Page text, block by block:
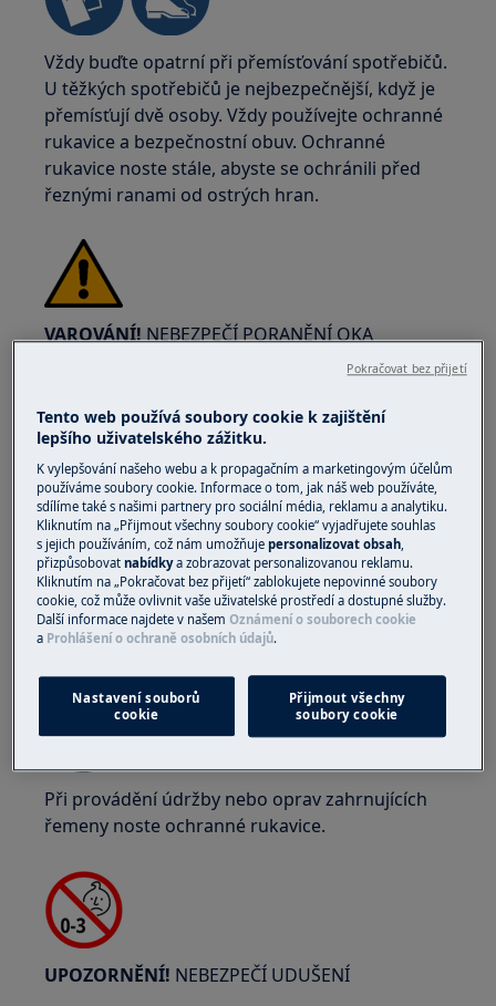
Vždy buďte opatrní při přemísťování spotřebičů.
U těžkých spotřebičů je nejbezpečnější, když je
přemísťují dvě osoby. Vždy používejte ochranné
rukavice a bezpečnostní obuv. Ochranné
rukavice noste stále, abyste se ochránili před
řeznými ranami od ostrých hran.
VAROVÁNÍ!NEBEZPEČÍ PORANĚNÍ OKA
Při provádění údržby nebo oprav souvisejících s
pružinami noste ochranné brýle.
UPOZORNĚNÍ!RIZIKO PŘISKŘÍPNUTÍ
Při provádění údržby nebo oprav zahrnujících
řemeny noste ochranné rukavice.
UPOZORNĚNÍ! NEBEZPEČÍ UDUŠENÍ
Tento web používá soubory cookie k zajištění
lepšího uživatelského zážitku.
K vylepšování našeho webu a k propagačním a marketingovým účelům
používáme soubory cookie. Informace o tom, jak náš web používáte,
sdílíme také s našimi partnery pro sociální média, reklamu a analytiku.
Kliknutím na „Přijmout všechny soubory cookie“ vyjadřujete souhlas
s jejich používáním, což nám umožňujepersonalizovat obsah,
přizpůsobovatnabídkya zobrazovat personalizovanou reklamu.
Kliknutím na „Pokračovat bez přijetí“ zablokujete nepovinné soubory
cookie, což může ovlivnit vaše uživatelské prostředí a dostupné služby.
Další informace najdete v našemOznámení o souborech cookie
a Prohlášení o ochraně osobních údajů.
Nastavení souborů
cookie
Přijmout všechny
soubory cookie
Pokračovat bez přijetí